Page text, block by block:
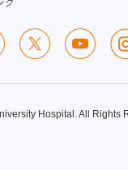
ク
Hospital. All Rights